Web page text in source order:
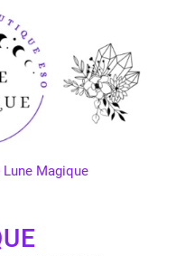
Magique